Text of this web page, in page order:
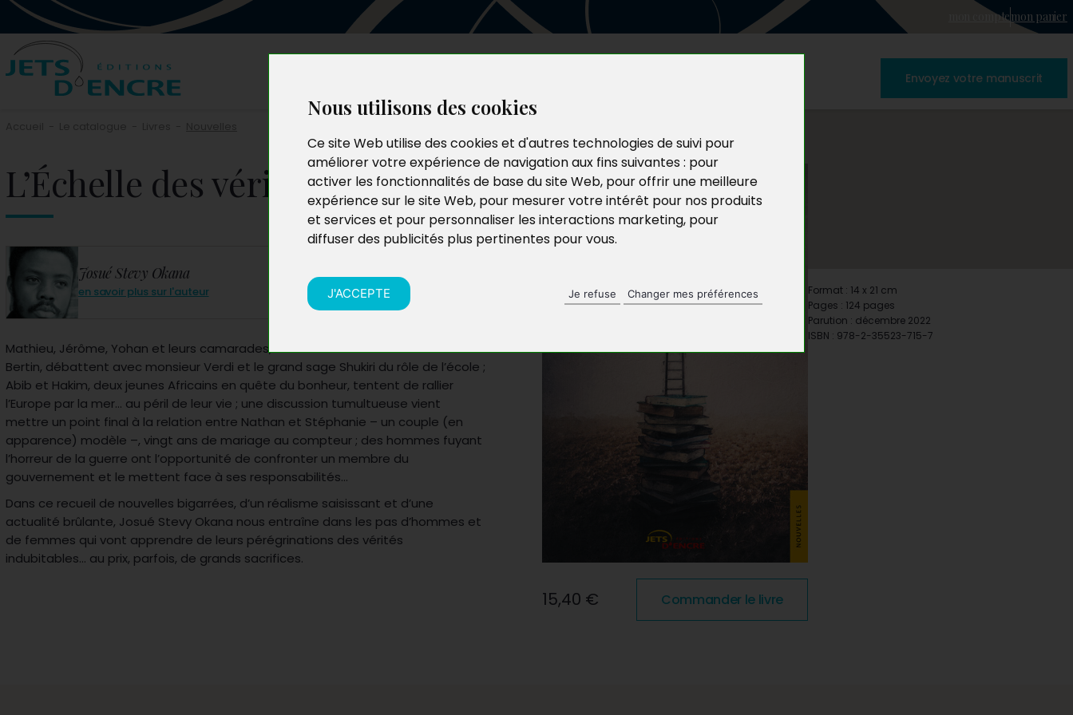
Nous utilisons des cookies
Ce site Web utilise des cookies et d'autres technologies de suivi pour
améliorer votre expérience de navigation aux fins suivantes : pour
activer les fonctionnalités de base du site Web, pour offrir une meilleure
expérience sur le site Web, pour mesurer votre intérêt pour nos produits
et services et pour personnaliser les interactions marketing, pour
diffuser des publicités plus pertinentes pour vous.
J'ACCEPTE Je refuse Changer mes préférences
mon comptemon panier
Envoyez votre manuscrit
L’Échelle des vérités
Josué Stevy Okana
en savoir plus sur l'auteur
Mathieu, Jérôme, Yohan et leurs camarades, élèves à l’établissement Saint-
Bertin, débattent avec monsieur Verdi et le grand sage Shukiri du rôle de l’école ;
Abib et Hakim, deux jeunes Africains en quête du bonheur, tentent de rallier
l’Europe par la mer… au péril de leur vie ; une discussion tumultueuse vient
mettre un point final à la relation entre Nathan et Stéphanie – un couple (en
apparence) modèle –, vingt ans de mariage au compteur ; des hommes fuyant
l’horreur de la guerre ont l’opportunité de confronter un membre du
gouvernement et le mettent face à ses responsabilités…
Dans ce recueil de nouvelles bigarrées, d’un réalisme saisissant et d’une
actualité brûlante, Josué Stevy Okana nous entraîne dans les pas d’hommes et
de femmes qui vont apprendre de leurs pérégrinations des vérités
indubitables… au prix, parfois, de grands sacrifices.
15,40 € Commander le livre
Format : 14 x 21 cm
Pages : 124 pages
Parution : décembre 2022
ISBN : 978-2-35523-715-7